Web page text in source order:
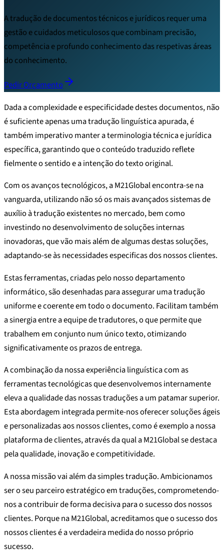
A tradução de documentos técnicos e jurídicos requer uma
gestão e cuidados meticulosos que combinam precisão,
competência e profundo conhecimento das respetivas áreas
do conhecimento.
Pedir Orçamento
Dada a complexidade e especificidade destes documentos, não
é suficiente apenas uma tradução linguística apurada, é
também imperativo manter a terminologia técnica e jurídica
específica, garantindo que o conteúdo traduzido reflete
fielmente o sentido e a intenção do texto original.
Com os avanços tecnológicos, a M21Global encontra-se na
vanguarda, utilizando não só os mais avançados sistemas de
auxílio à tradução existentes no mercado, bem como
investindo no desenvolvimento de soluções internas
inovadoras, que vão mais além de algumas destas soluções,
adaptando-se às necessidades especificas dos nossos clientes.
Estas ferramentas, criadas pelo nosso departamento
informático, são desenhadas para assegurar uma tradução
uniforme e coerente em todo o documento. Facilitam também
a sinergia entre a equipe de tradutores, o que permite que
trabalhem em conjunto num único texto, otimizando
significativamente os prazos de entrega.
A combinação da nossa experiência linguística com as
ferramentas tecnológicas que desenvolvemos internamente
eleva a qualidade das nossas traduções a um patamar superior.
Esta abordagem integrada permite-nos oferecer soluções ágeis
e personalizadas aos nossos clientes, como é exemplo a nossa
plataforma de clientes, através da qual a M21Global se destaca
pela qualidade, inovação e competitividade.
A nossa missão vai além da simples tradução. Ambicionamos
ser o seu parceiro estratégico em traduções, comprometendo-
nos a contribuir de forma decisiva para o sucesso dos nossos
clientes. Porque na M21Global, acreditamos que o sucesso dos
nossos clientes é a verdadeira medida do nosso próprio
sucesso.